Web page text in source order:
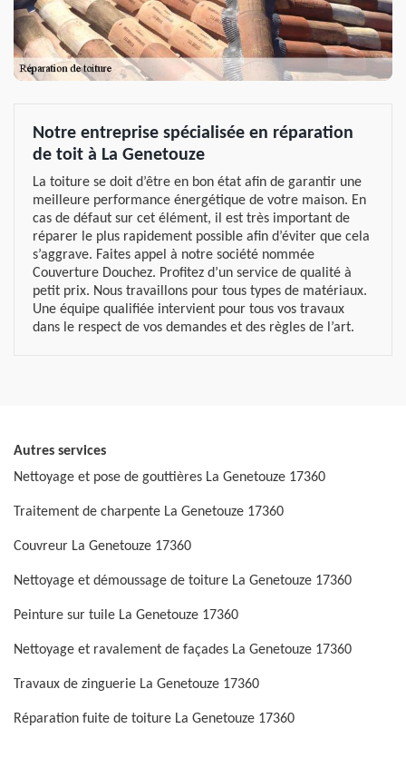
Notre entreprise spécialisée en réparation
de toit à La Genetouze
La toiture se doit d’être en bon état afin de garantir une
meilleure performance énergétique de votre maison. En
cas de défaut sur cet élément, il est très important de
réparer le plus rapidement possible afin d’éviter que cela
s’aggrave. Faites appel à notre société nommée
Couverture Douchez. Profitez d’un service de qualité à
petit prix. Nous travaillons pour tous types de matériaux.
Une équipe qualifiée intervient pour tous vos travaux
dans le respect de vos demandes et des règles de l’art.
Autres services
Nettoyage et pose de gouttières La Genetouze 17360
Traitement de charpente La Genetouze 17360
Couvreur La Genetouze 17360
Nettoyage et démoussage de toiture La Genetouze 17360
Peinture sur tuile La Genetouze 17360
Nettoyage et ravalement de façades La Genetouze 17360
Travaux de zinguerie La Genetouze 17360
Réparation fuite de toiture La Genetouze 17360